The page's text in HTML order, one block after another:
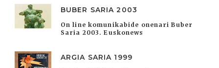
BUBER SARIA 2003
On line komunikabide onenari Buber
Saria 2003. Euskonews
ARGIA SARIA 1999